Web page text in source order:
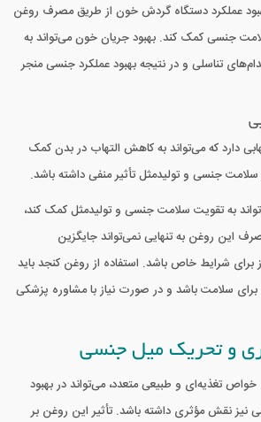
عملکرد دستگاه گردش خون از طریق مصرف روغن
جنسی کمک کند. بهبود جریان خون می‌تواند به
تناسلی و در نتیجه بهبود عملکرد جنسی منجر
دارد که می‌تواند به کاهش التهاب در بدن کمک
سلامت جنسی و تولیدمثل تأثیر منفی داشته باشد.
به تقویت سلامت جنسی و تولیدمثل کمک کند،
این روغن به تنهایی نمی‌تواند جایگزین
برای شرایط خاص باشد. استفاده از روغن کنجد باید
سلامت باشد و در صورت نیاز با مشاوره پزشکی
و تحریک میل جنسی
تغذیه‌ای و طبیعی متعدد، می‌تواند در بهبود
نقش مؤثری داشته باشد. تأثیر این روغن بر